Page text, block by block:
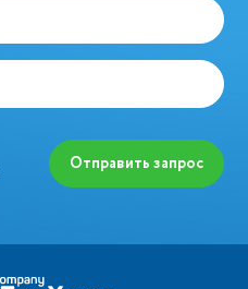
Отправить запрос